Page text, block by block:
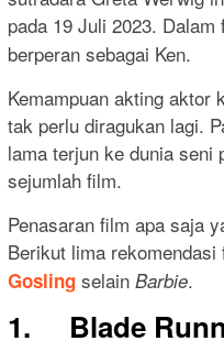
pada 19 Juli 2023. Dalam
berperan sebagai Ken.
Kemampuan akting aktor
tak perlu diragukan lagi.
lama terjun ke dunia seni
sejumlah film.
Penasaran film apa saja
Berikut lima
Gosling selain Barbie.
1. Blade